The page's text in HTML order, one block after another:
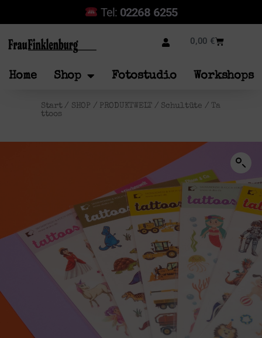
Tel: 02268 6255
0,00 €
Home Shop Fotostudio Workshops
Start/ SHOP / PRODUKTWELT / Schultüte / Ta
ttoos